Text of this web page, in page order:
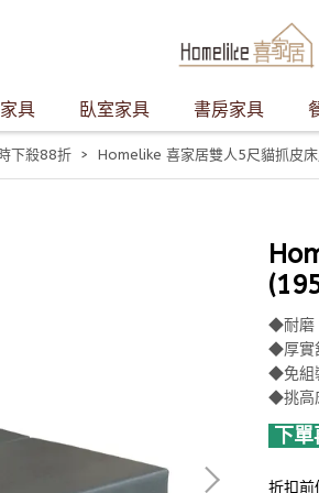
具 臥室家具 書房家具
下殺88折 Homelike 喜家居雙人5尺貓抓皮
◆耐磨
◆厚實
◆免組
◆挑高
下單
折扣前